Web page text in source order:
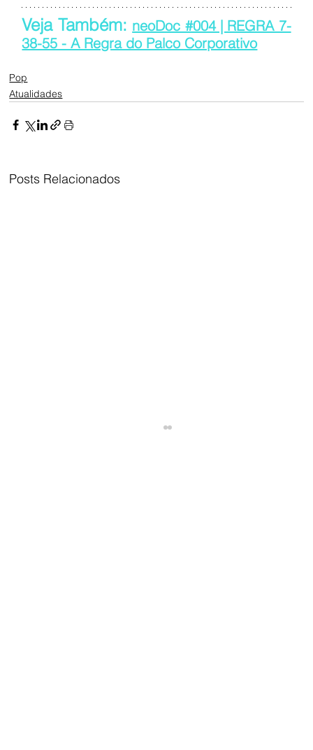
Veja Também: neoDoc #004 | REGRA 7-
38-55 - A Regra do Palco Corporativo
Pop
Atualidades
Posts Relacionados